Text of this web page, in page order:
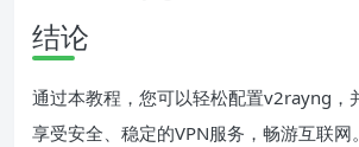
结论
通过本教程，您可以轻松配置v2rayng，
享受安全、稳定的VPN服务，畅游互联网。